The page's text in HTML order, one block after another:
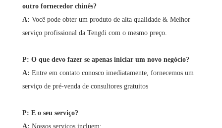
outro fornecedor chinês?
A: Você pode obter um produto de alta qualidade & Melhor
serviço profissional da Tengdi com o mesmo preço.
P: O que devo fazer se apenas iniciar um novo negócio?
A: Entre em contato conosco imediatamente, fornecemos um
serviço de pré-venda de consultores gratuitos
P: E o seu serviço?
A: Nossos serviços incluem: